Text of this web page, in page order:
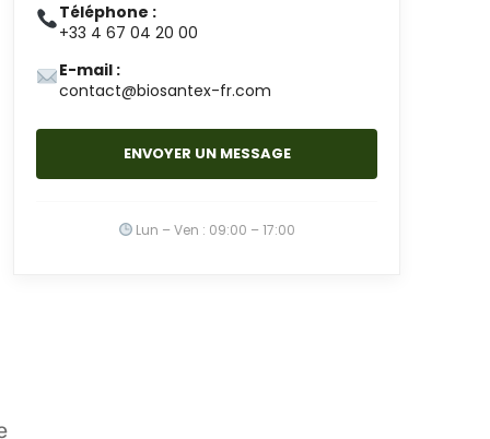
Téléphone :
+33 4 67 04 20 00
E-mail :
contact@biosantex-fr.com
ENVOYER UN MESSAGE
Lun – Ven : 09:00 – 17:00